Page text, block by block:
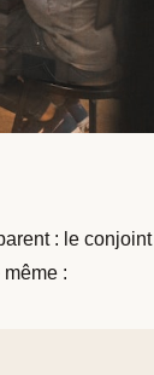
: le
: